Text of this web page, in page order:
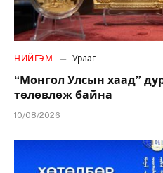
НИЙГЭМ Урлаг
“Монгол Улсын хаад”
төлөвлөж байна
10/08/2026